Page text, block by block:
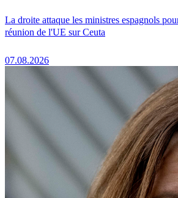
La droite attaque les ministres espagnols
réunion de l'UE sur Ceuta
07.08.2026